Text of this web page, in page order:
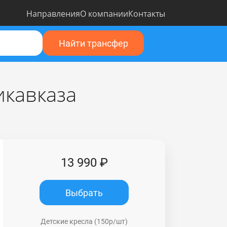
НаправленияО компанииКонтакты
Найти трансфер
13 990 ₽
Выбрать
Детские кресла (150р/шт)